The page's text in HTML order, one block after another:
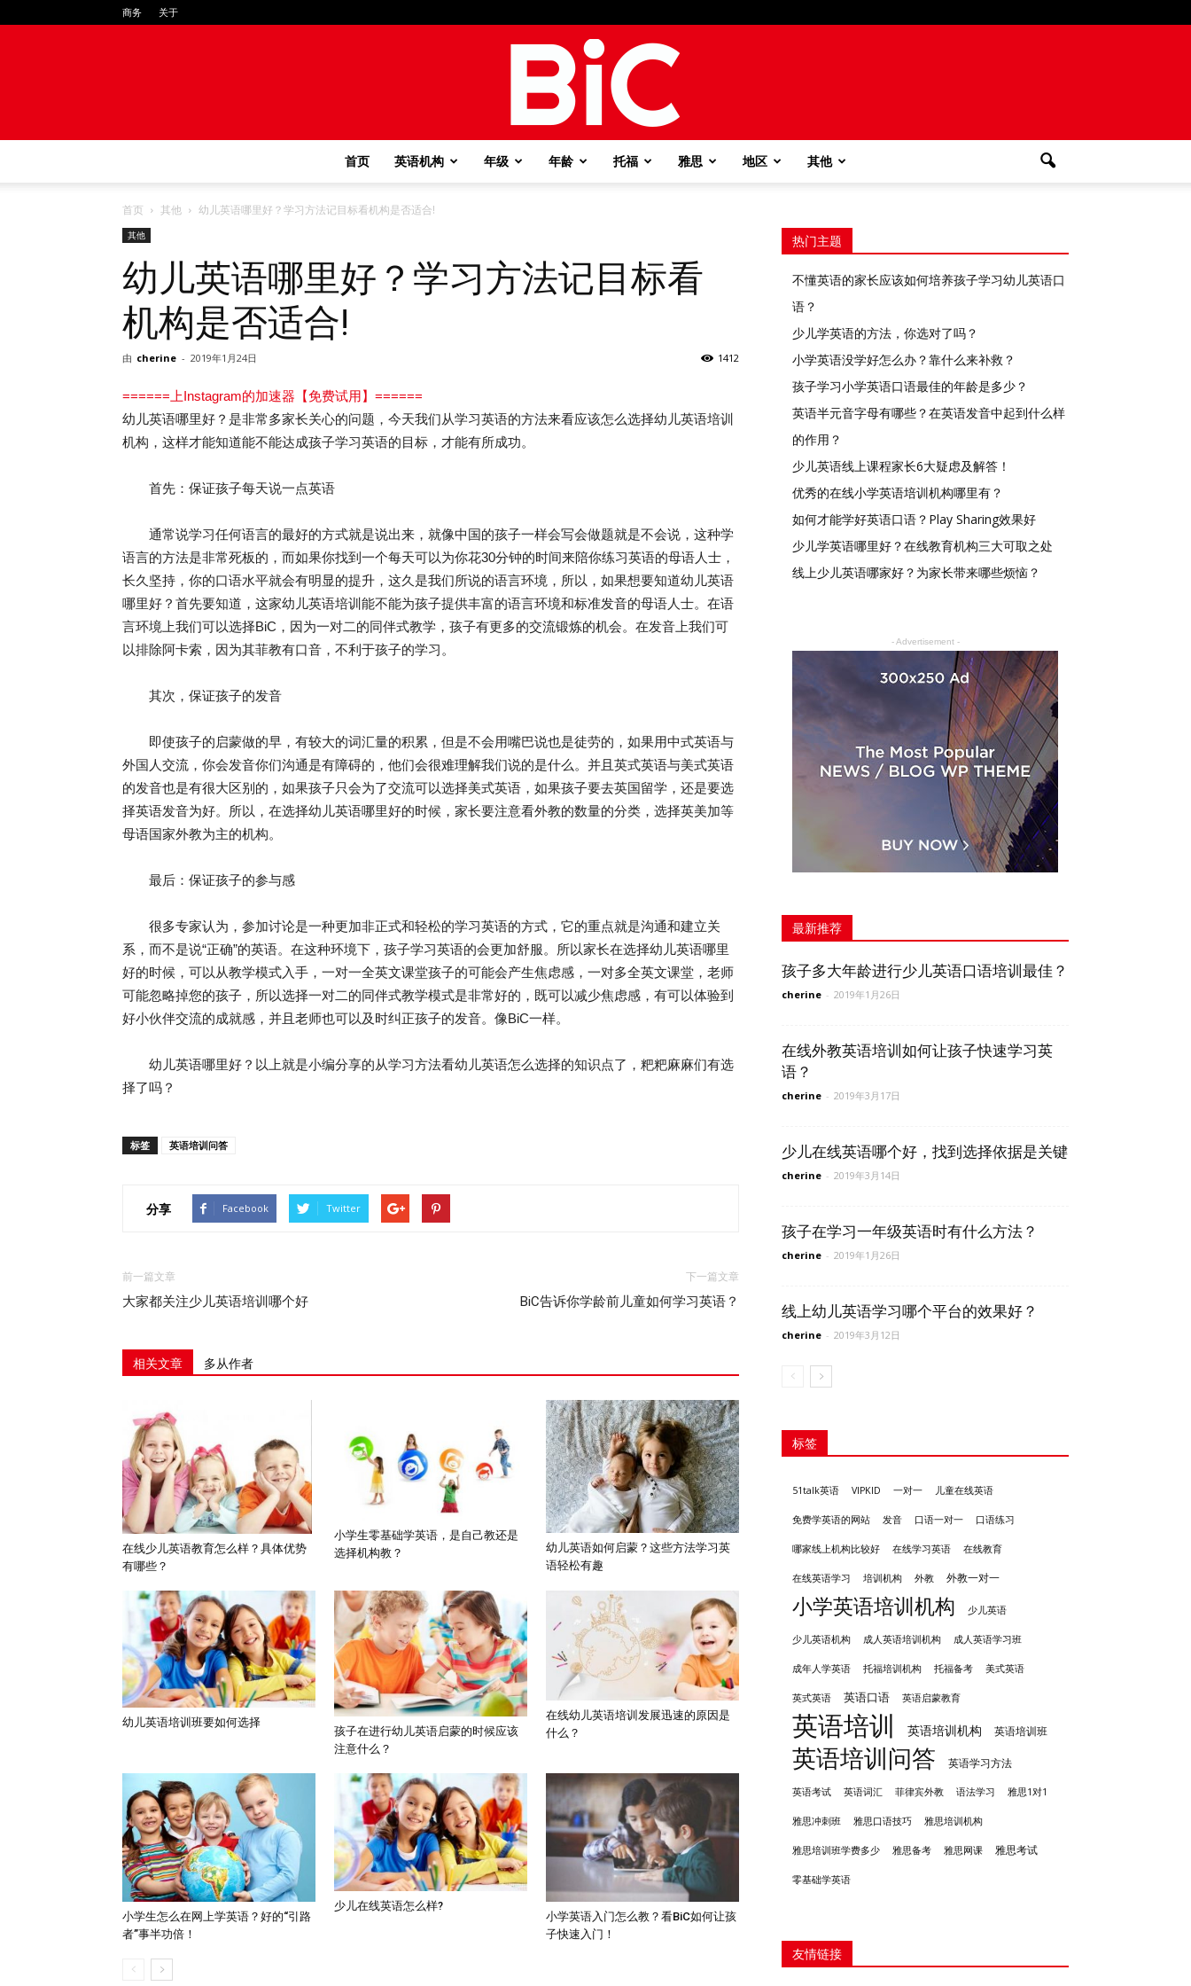
商务 关于
首页 英语机构 年级 年龄 托福 雅思 地区 其他
首页 其他 幼儿英语哪里好？学习方法记目标看机构是否适合!
其他
幼儿英语哪里好？学习方法记目标看
机构是否适合!
由 cherine - 2019年1月24日 1412
======上Instagram的加速器【免费试用】======
幼儿英语哪里好？是非常多家长关心的问题，今天我们从学习英语的方法来看应该怎么选择幼儿英语培训
机构，这样才能知道能不能达成孩子学习英语的目标，才能有所成功。
首先：保证孩子每天说一点英语
通常说学习任何语言的最好的方式就是说出来，就像中国的孩子一样会写会做题就是不会说，这种学
语言的方法是非常死板的，而如果你找到一个每天可以为你花30分钟的时间来陪你练习英语的母语人士，
长久坚持，你的口语水平就会有明显的提升，这久是我们所说的语言环境，所以，如果想要知道幼儿英语
哪里好？首先要知道，这家幼儿英语培训能不能为孩子提供丰富的语言环境和标准发音的母语人士。在语
言环境上我们可以选择BiC，因为一对二的同伴式教学，孩子有更多的交流锻炼的机会。在发音上我们可
以排除阿卡索，因为其菲教有口音，不利于孩子的学习。
其次，保证孩子的发音
即使孩子的启蒙做的早，有较大的词汇量的积累，但是不会用嘴巴说也是徒劳的，如果用中式英语与
外国人交流，你会发音你们沟通是有障碍的，他们会很难理解我们说的是什么。并且英式英语与美式英语
的发音也是有很大区别的，如果孩子只会为了交流可以选择美式英语，如果孩子要去英国留学，还是要选
择英语发音为好。所以，在选择幼儿英语哪里好的时候，家长要注意看外教的数量的分类，选择英美加等
母语国家外教为主的机构。
最后：保证孩子的参与感
很多专家认为，参加讨论是一种更加非正式和轻松的学习英语的方式，它的重点就是沟通和建立关
系，而不是说“正确”的英语。在这种环境下，孩子学习英语的会更加舒服。所以家长在选择幼儿英语哪里
好的时候，可以从教学模式入手，一对一全英文课堂孩子的可能会产生焦虑感，一对多全英文课堂，老师
可能忽略掉您的孩子，所以选择一对二的同伴式教学模式是非常好的，既可以减少焦虑感，有可以体验到
好小伙伴交流的成就感，并且老师也可以及时纠正孩子的发音。像BiC一样。
幼儿英语哪里好？以上就是小编分享的从学习方法看幼儿英语怎么选择的知识点了，粑粑麻麻们有选
择了吗？
标签 英语培训问答
分享 Facebook Twitter
前一篇文章
大家都关注少儿英语培训哪个好
下一篇文章
BiC告诉你学龄前儿童如何学习英语？
相关文章 多从作者
在线少儿英语教育怎么样？具体优势
有哪些？
小学生零基础学英语，是自己教还是
选择机构教？
幼儿英语如何启蒙？这些方法学习英
语轻松有趣
幼儿英语培训班要如何选择
孩子在进行幼儿英语启蒙的时候应该
注意什么？
在线幼儿英语培训发展迅速的原因是
什么？
小学生怎么在网上学英语？好的“引路
者”事半功倍！
少儿在线英语怎么样?
小学英语入门怎么教？看BiC如何让孩
子快速入门！
热门主题
不懂英语的家长应该如何培养孩子学习幼儿英语口
语？
少儿学英语的方法，你选对了吗？
小学英语没学好怎么办？靠什么来补救？
孩子学习小学英语口语最佳的年龄是多少？
英语半元音字母有哪些？在英语发音中起到什么样
的作用？
少儿英语线上课程家长6大疑虑及解答！
优秀的在线小学英语培训机构哪里有？
如何才能学好英语口语？Play Sharing效果好
少儿学英语哪里好？在线教育机构三大可取之处
线上少儿英语哪家好？为家长带来哪些烦恼？
- Advertisement -
最新推荐
孩子多大年龄进行少儿英语口语培训最佳？
cherine - 2019年1月26日
在线外教英语培训如何让孩子快速学习英
语？
cherine - 2019年3月17日
少儿在线英语哪个好，找到选择依据是关键
cherine - 2019年3月14日
孩子在学习一年级英语时有什么方法？
cherine - 2019年1月26日
线上幼儿英语学习哪个平台的效果好？
cherine - 2019年3月12日
标签
51talk英语 VIPKID 一对一 儿童在线英语
免费学英语的网站 发音 口语一对一 口语练习
哪家线上机构比较好 在线学习英语 在线教育
在线英语学习 培训机构 外教 外教一对一
小学英语培训机构 少儿英语
少儿英语机构 成人英语培训机构 成人英语学习班
成年人学英语 托福培训机构 托福备考 美式英语
英式英语 英语口语 英语启蒙教育
英语培训 英语培训机构 英语培训班
英语培训问答 英语学习方法
英语考试 英语词汇 菲律宾外教 语法学习 雅思1对1
雅思冲刺班 雅思口语技巧 雅思培训机构
雅思培训班学费多少 雅思备考 雅思网课 雅思考试
零基础学英语
友情链接